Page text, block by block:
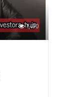
1,430